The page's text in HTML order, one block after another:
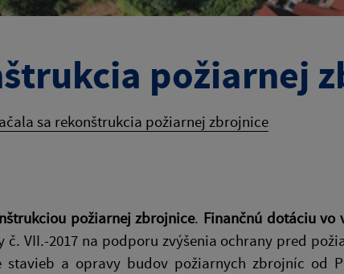
požiarnej
sa rekonštrukcia požiarnej zbrojnice
požiarnej zbrojnice. Finančnú dotáciu vo
č. VII.-2017 na podporu zvýšenia ochrany pred
stavieb a opravy budov požiarnych zbrojníc od